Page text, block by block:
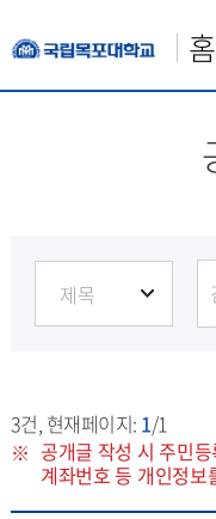
3건, 현재페이지: 1/1
공개글 작성 시 주민
계좌번호 등 개인정보